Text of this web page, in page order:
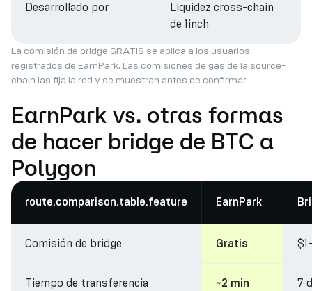
Desarrollado por
Liquidez cross-chain
de 1inch
La comisión de bridge GRATIS se aplica a los usuarios
registrados de EarnPark. Las comisiones de gas de la source-
chain las fija la red y se muestran antes de confirmar.
EarnPark vs. otras formas
de hacer bridge de BTC a
Polygon
route.comparison.table.feature EarnPark
Comisión de bridge Gratis
Tiempo de transferencia ~2 min 7